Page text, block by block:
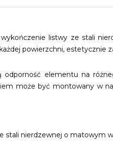
listwy ze stali
powierzchni, estetycznie
odporność elementu na
może być montowany w
stali nierdzewnej o matowym